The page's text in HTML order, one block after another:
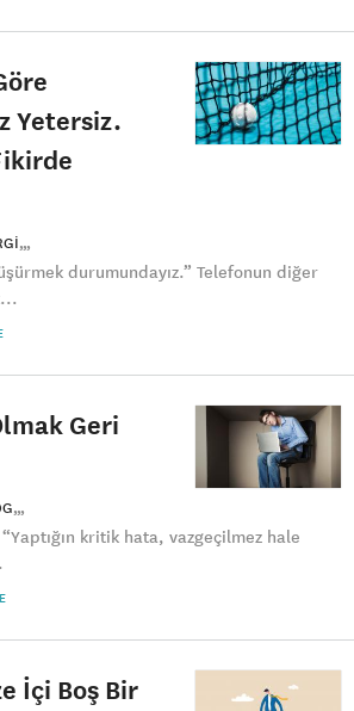
Yetersiz.
durumundayız.” Telefonun diğer
Geri
kritik hata, vazgeçilmez hale
İçi Boş Bir